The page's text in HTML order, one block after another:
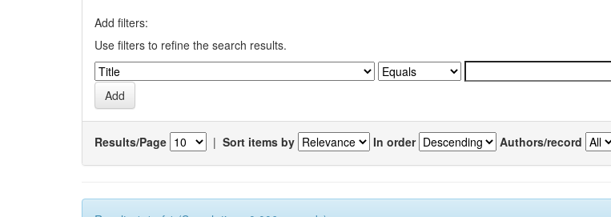
Add filters:
Use filters to refine the search results.
Results/Page | Sort items by In order Authors/record